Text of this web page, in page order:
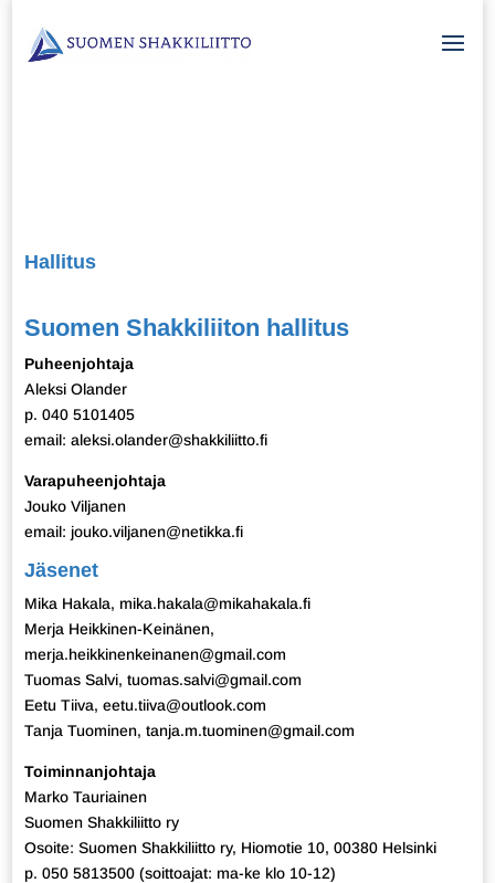
Hallitus
Suomen Shakkiliiton hallitus
Puheenjohtaja
Aleksi Olander
p. 040 5101405
email: aleksi.olander@shakkiliitto.fi
Varapuheenjohtaja
Jouko Viljanen
email: jouko.viljanen@netikka.fi
Jäsenet
Mika Hakala, mika.hakala@mikahakala.fi
Merja Heikkinen-Keinänen,
merja.heikkinenkeinanen@gmail.com
Tuomas Salvi, tuomas.salvi@gmail.com
Eetu Tiiva, eetu.tiiva@outlook.com
Tanja Tuominen, tanja.m.tuominen@gmail.com
Toiminnanjohtaja
Marko Tauriainen
Suomen Shakkiliitto ry
Osoite: Suomen Shakkiliitto ry, Hiomotie 10, 00380 Helsinki
p. 050 5813500 (soittoajat: ma-ke klo 10-12)